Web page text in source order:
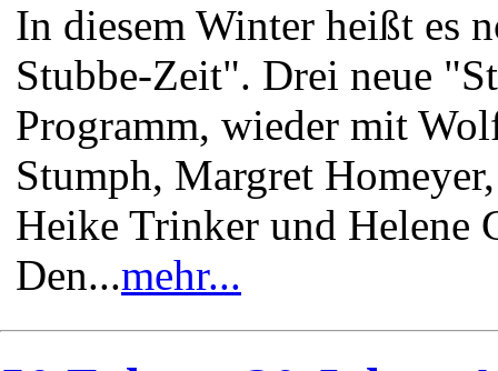
In diesem Winter heißt es
Stubbe-Zeit". Drei neue
Programm, wieder mit
Stumph, Margret
Heike Trinker und Helene
Den...mehr...